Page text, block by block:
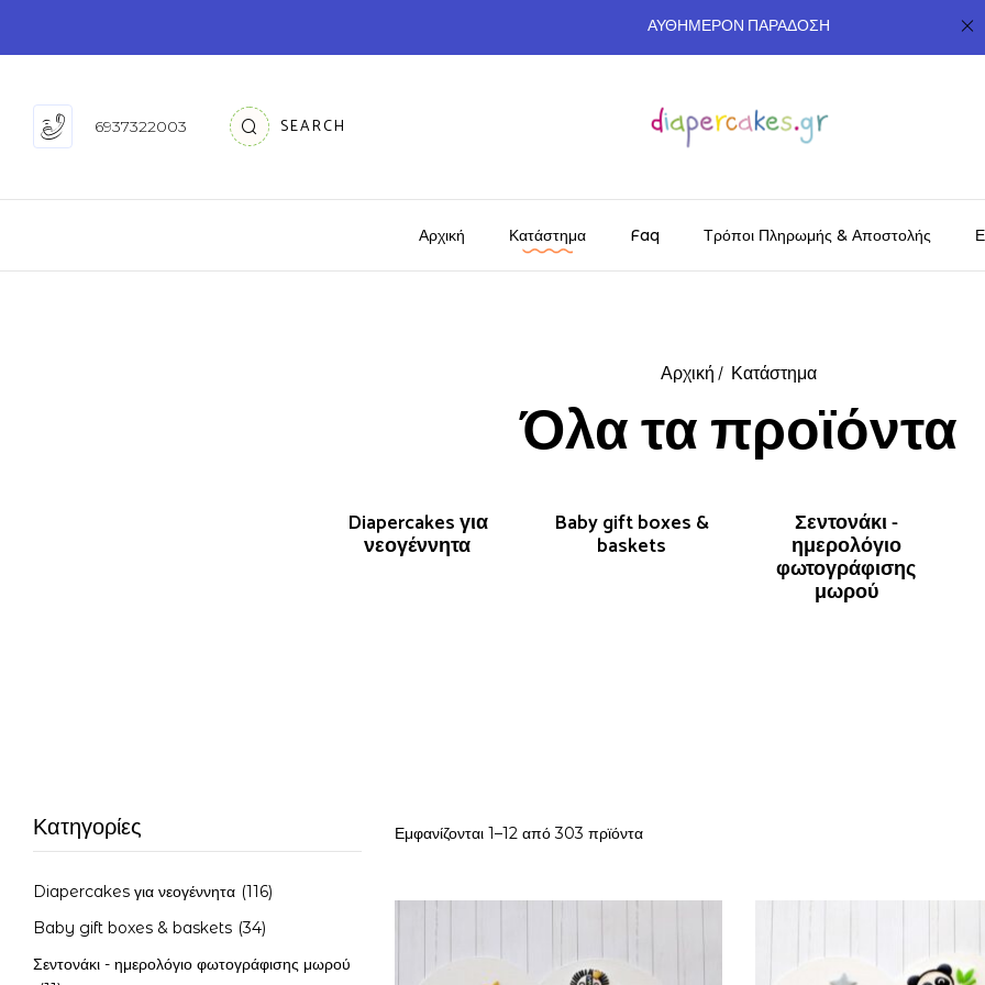
ΑΥΘΗΜΕΡΟΝ ΠΑΡΑΔΟΣΗ
6937322003 SEARCH
Αρχική Κατάστημα Faq Τρόποι Πληρωμής & Αποστολής
Αρχική Κατάστημα
Όλα τα προϊόντα
Diapercakes για
νεογέννητα
Baby gift boxes &
baskets
Σεντονάκι -
ημερολόγιο
φωτογράφισης
μωρού
Κατηγορίες
Diapercakes για νεογέννητα (116)
Baby gift boxes & baskets (34)
Σεντονάκι - ημερολόγιο φωτογράφισης μωρού
Εμφανίζονται 1–12 από 303 πρϊόντα